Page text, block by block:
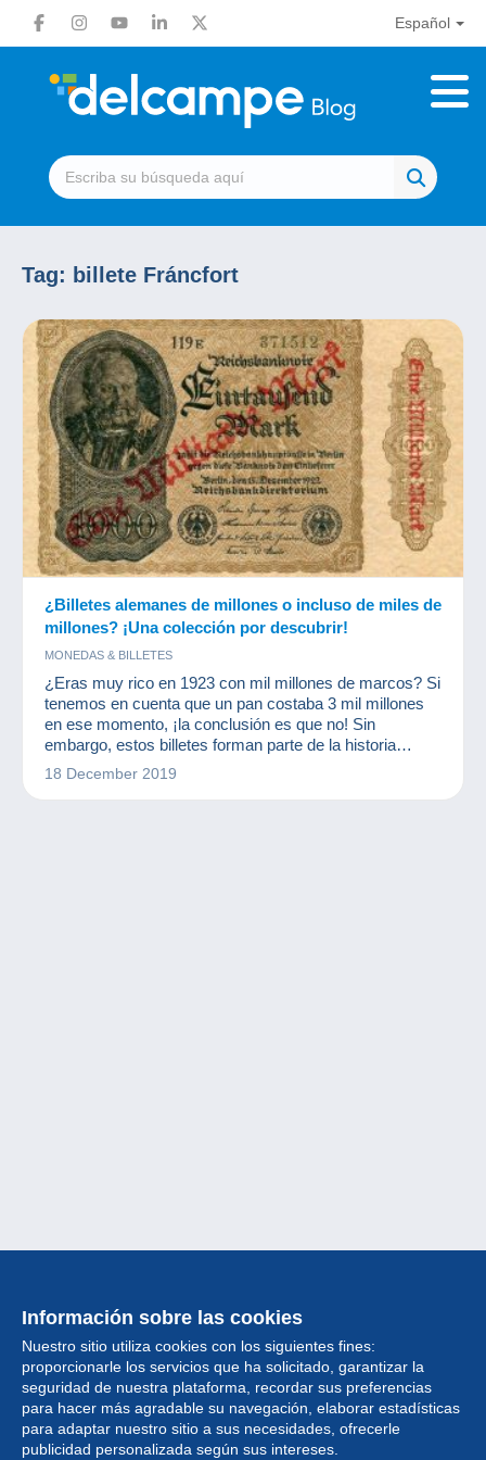
Español
Tag: billete Fráncfort
¿Billetes alemanes de millones o incluso de miles de
millones? ¡Una colección por descubrir!
MONEDAS & BILLETES
¿Eras muy rico en 1923 con mil millones de marcos? Si
tenemos en cuenta que un pan costaba 3 mil millones
en ese momento, ¡la conclusión es que no! Sin
embargo, estos billetes forman parte de la historia
monetaria internacional y hacen las delicias de los
18 December 2019
Información sobre las cookies
Nuestro sitio utiliza cookies con los siguientes fines:
proporcionarle los servicios que ha solicitado, garantizar la
seguridad de nuestra plataforma, recordar sus preferencias
para hacer más agradable su navegación, elaborar estadísticas
para adaptar nuestro sitio a sus necesidades, ofrecerle
publicidad personalizada según sus intereses.
Colección